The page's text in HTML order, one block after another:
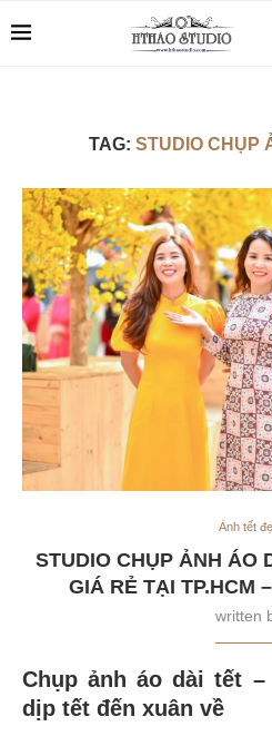
TAG: STUDIO CHỤP
Ảnh tết
STUDIO CHỤP ẢNH ÁO
GIÁ RẺ TẠI TP.HCM
written
Chụp ảnh áo dài tết
dịp tết đến xuân về